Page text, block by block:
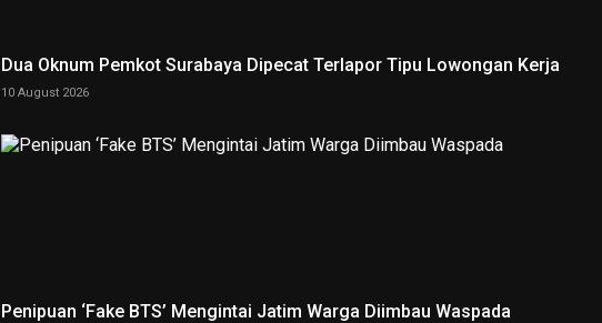
Dua Oknum Pemkot Surabaya Dipecat Terlapor Tipu Lowongan Kerja
10 August 2026
Penipuan ‘Fake BTS’ Mengintai Jatim Warga Diimbau Waspada